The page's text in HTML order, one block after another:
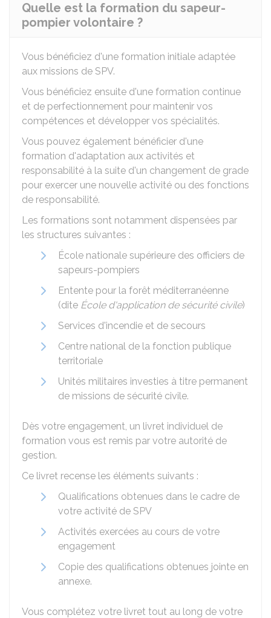
Quelle est la formation du sapeur-
pompier volontaire ?
Vous bénéficiez d'une formation initiale adaptée
aux missions de SPV.
Vous bénéficiez ensuite d'une formation continue
et de perfectionnement pour maintenir vos
compétences et développer vos spécialités.
Vous pouvez également bénéficier d'une
formation d'adaptation aux activités et
responsabilité à la suite d'un changement de grade
pour exercer une nouvelle activité ou des fonctions
de responsabilité.
Les formations sont notamment dispensées par
les structures suivantes :
École nationale supérieure des officiers de
sapeurs-pompiers
Entente pour la forêt méditerranéenne
(dite École d'application de sécurité civile)
Services d'incendie et de secours
Centre national de la fonction publique
territoriale
Unités militaires investies à titre permanent
de missions de sécurité civile.
Dès votre engagement, un livret individuel de
formation vous est remis par votre autorité de
gestion.
Ce livret recense les éléments suivants :
Qualifications obtenues dans le cadre de
votre activité de SPV
Activités exercées au cours de votre
engagement
Copie des qualifications obtenues jointe en
annexe.
Vous complétez votre livret tout au long de votre